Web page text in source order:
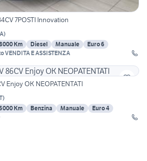
7POSTI Innovation
)
Km Diesel Manuale
Euro 6
VENDITA E ASSISTENZA
Enjoy OK NEOPATENTATI
)
Km Benzina Manuale
Euro 4